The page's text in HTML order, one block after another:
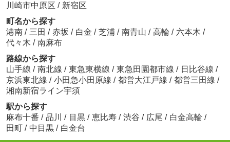
川崎市中原区 / 新宿区
町名から探す
港南 / 三田 / 赤坂 / 白金 / 芝浦 / 南青山 / 高輪 / 六本木 /
代々木 / 南麻布
路線から探す
山手線 / 南北線 / 東急東横線 / 東急田園都市線 / 日比谷線 /
京浜東北線 / 小田急小田原線 / 都営大江戸線 / 都営三田線 /
湘南新宿ライン宇須
駅から探す
麻布十番 / 品川 / 目黒 / 恵比寿 / 渋谷 / 広尾 / 白金高輪 /
田町 / 中目黒 / 白金台